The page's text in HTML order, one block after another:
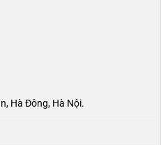
Hà Đông, Hà Nội.